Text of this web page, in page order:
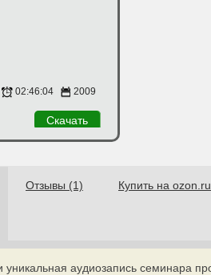
02:46:04 2009
Скачать
Отзывы (1) Купить на ozon.ru
уникальная аудиозапись семинара